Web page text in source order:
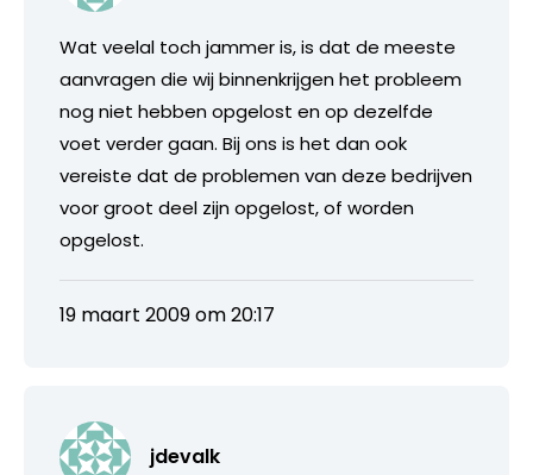
Wat veelal toch jammer is, is dat de meeste
aanvragen die wij binnenkrijgen het probleem
nog niet hebben opgelost en op dezelfde
voet verder gaan. Bij ons is het dan ook
vereiste dat de problemen van deze bedrijven
voor groot deel zijn opgelost, of worden
opgelost.
19 maart 2009 om 20:17
jdevalk